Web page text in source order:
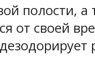
полости,
от своей